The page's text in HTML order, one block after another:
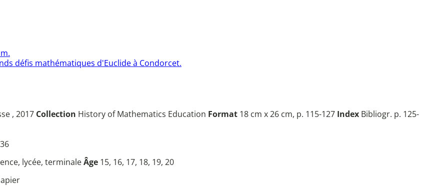
défis mathématiques d'Euclide à Condorcet.
, 2017 Collection History of Mathematics Education Format 18 cm x 26 cm, p. 115-127 Index Bibliogr. p. 125-
lycée, terminaleÂge 15, 16, 17, 18, 19, 20